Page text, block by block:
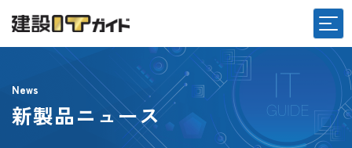
News
新製品ニュース